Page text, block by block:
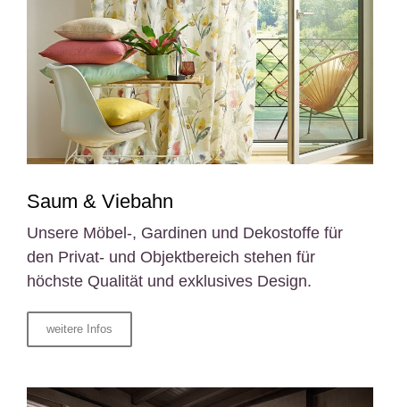
Saum & Viebahn
Unsere Möbel-, Gardinen und Dekostoffe für
den Privat- und Objektbereich stehen für
höchste Qualität und exklusives Design.
weitere Infos